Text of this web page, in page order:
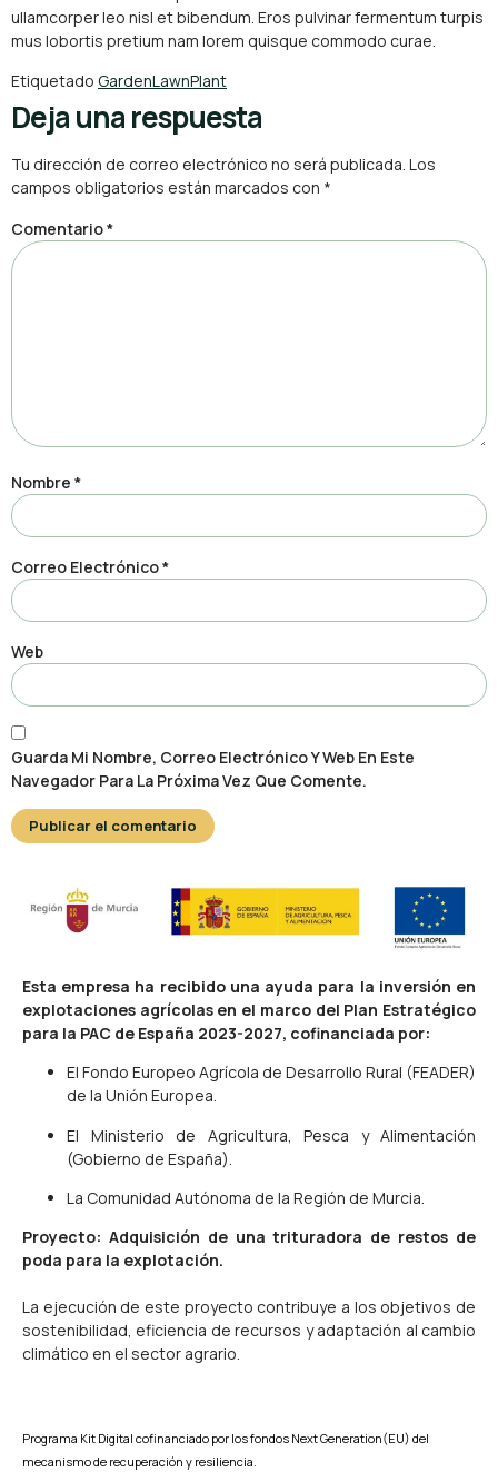
ullamcorper leo nisl et bibendum. Eros pulvinar fermentum turpis
mus lobortis pretium nam lorem quisque commodo curae.
Etiquetado GardenLawnPlant
Deja una respuesta
Tu dirección de correo electrónico no será publicada. Los
campos obligatorios están marcados con *
Comentario*
Nombre *
Correo Electrónico*
Web
Guarda Mi Nombre, Correo Electrónico Y Web En Este
Navegador Para La Próxima Vez Que Comente.
Esta empresa ha recibido una ayuda para la inversión en
explotaciones agrícolas en el marco del Plan Estratégico
para la PAC de España 2023-2027, cofinanciada por:
El Fondo Europeo Agrícola de Desarrollo Rural (FEADER)
de la Unión Europea.
El Ministerio de Agricultura, Pesca y Alimentación
(Gobierno de España).
La Comunidad Autónoma de la Región de Murcia.
Proyecto: Adquisición de una trituradora de restos de
poda para la explotación.
La ejecución de este proyecto contribuye a los objetivos de
sostenibilidad, eficiencia de recursos y adaptación al cambio
climático en el sector agrario.
Programa Kit Digital cofinanciado por los fondos Next Generation(EU) del
mecanismo de recuperación y resiliencia.